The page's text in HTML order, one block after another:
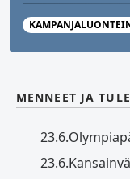
MENNEET JA
23.6.
23.6.